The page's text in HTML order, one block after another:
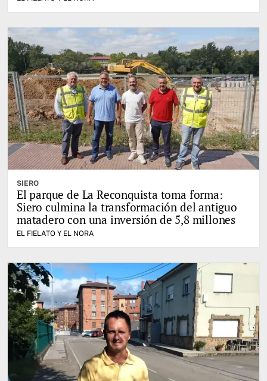
SIERO
El parque de La Reconquista toma forma:
Siero culmina la transformación del antiguo
matadero con una inversión de 5,8 millones
EL FIELATO Y EL NORA